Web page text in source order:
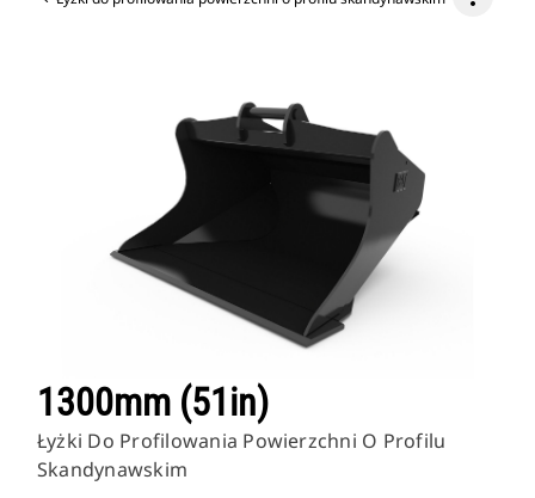
1300mm (51in)
Łyżki Do Profilowania Powierzchni O Profilu
Skandynawskim